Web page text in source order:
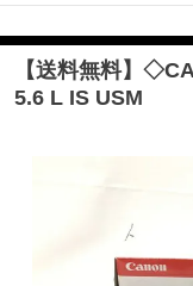
【送料無料】
5.6 L IS USM